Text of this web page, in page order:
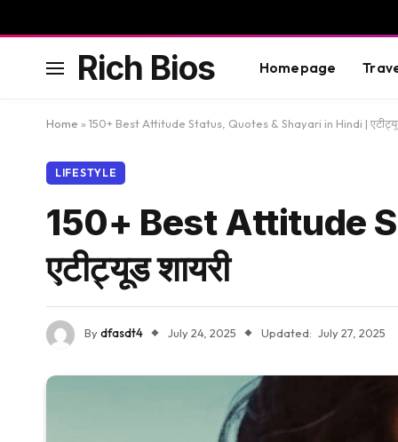
Rich Bios Homepage
Home » 150+ Best Attitude Status, Quotes & Shayari in Hindi |
LIFESTYLE
150+ Best Attitude
एटीट्यूड शायरी
Bydfasdt4 July 24, 2025 Updated: July 27, 2025